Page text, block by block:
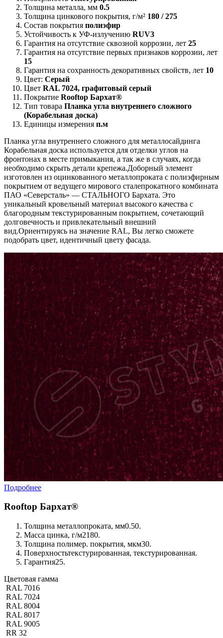
Толщина металла, мм 0.5
Толщина цинкового покрытия, г/м² 180 / 275
Состав покрытия полиэфир
Устойчивость к УФ-излучению RUV3
Гарантия на отсутствие сквозной коррозии, лет 25
Гарантия на отсутствие первых признаков коррозии, лет
15
Гарантия на сохранность декоративных свойств, лет 10
Цвет: Серый
Цвет RAL 7024, графитовый серый
Покрытие Rooftop Бархат®
Тип товара Планка угла внутреннего сложного
(Корабельная доска)
Единицы измерения п.м
Планка угла внутреннего сложного для металлосайдинга
Корабельная доска используется для отделки углов на
фронтонах в месте примыкания, а так же в случаях, когда
необходимо скрыть детали крепежа.Доборный элемент
изготовлен из оцинкованного металлопроката с полиэфирным
покрытием от ведущего мирового сталепрокатного комбината
ПАО «Северсталь» — СТАЛЬНОГО Бархата. Это
уникальный кровельный материал высокого качества с
благородным текстурированным покрытием, сочетающий
долговечность и привлекательный внешний
вид.Ориентируясь на значение RAL, Вы легко cможете
подобрать цвет, идентичный цвету фасада.
Подробнее
Rooftop Бархат®
Толщина металлопроката, мм0.50.
Масса цинка, г/м2180.
Толщина полимер. покрытия, мкм30.
Поверхностьтекстурированная, текстурированная.
Гарантия25.
Цветовая гамма
RAL 7016
RAL 7024
RAL 8004
RAL 8017
RAL 9005
RR 32